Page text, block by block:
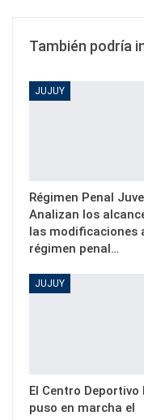
También podría
JUJUY
Régimen Penal
Analizan los
las modificaciones
régimen penal…
JUJUY
El Centro Deportivo
puso en marcha el